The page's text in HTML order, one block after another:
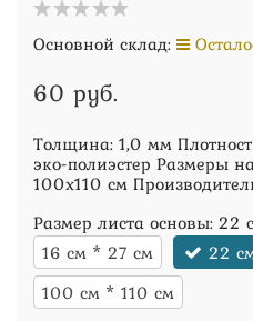
Основной склад:
60 руб.
Толщина: 1,0 мм
эко-полиэстер Размеры
100х110 см
Размер листа основы: 22
16 см * 27 см
22
100 см * 110 см